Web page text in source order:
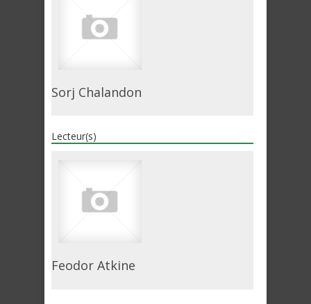
Sorj Chalandon
Lecteur(s)
Feodor Atkine